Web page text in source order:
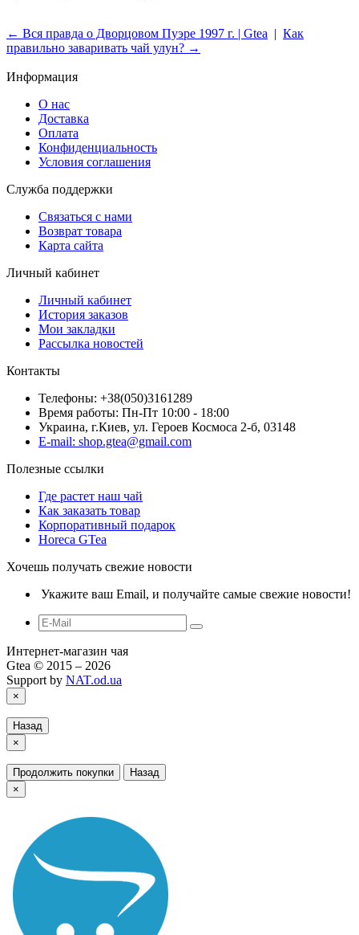
← Вся правда о Дворцовом Пуэре 1997 г. | Gtea | Как
правильно заваривать чай улун? →
Информация
О нас
Доставка
Оплата
Конфиденциальность
Условия соглашения
Служба поддержки
Связаться с нами
Возврат товара
Карта сайта
Личный кабинет
Личный кабинет
История заказов
Мои закладки
Рассылка новостей
Контакты
Телефоны: +38(050)3161289
Время работы: Пн-Пт 10:00 - 18:00
Украина, г.Киев, ул. Героев Космоса 2-б, 03148
E-mail: shop.gtea@gmail.com
Полезные ссылки
Где растет наш чай
Как заказать товар
Корпоративный подарок
Horeca GTea
Хочешь получать свежие новости
Укажите ваш Email, и получайте самые свежие новости!
Интернет-магазин чая
Gtea © 2015 – 2026
Support by NAT.od.ua
×
Назад
×
Продолжить покупки
Назад
×